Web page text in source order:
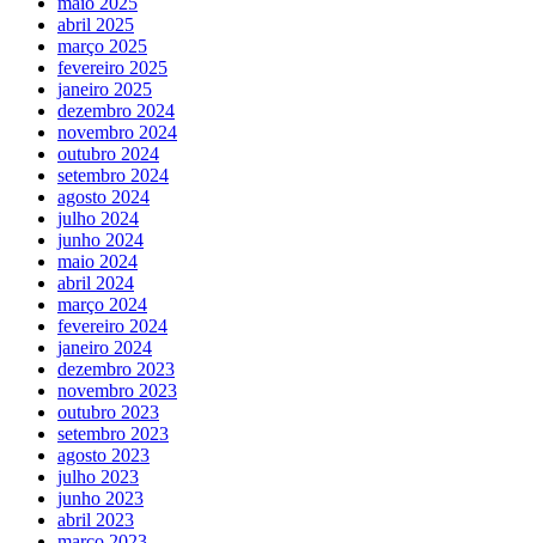
abril 2025
março 2025
fevereiro 2025
janeiro 2025
dezembro 2024
novembro 2024
outubro 2024
setembro 2024
agosto 2024
julho 2024
junho 2024
maio 2024
abril 2024
março 2024
fevereiro 2024
janeiro 2024
dezembro 2023
novembro 2023
outubro 2023
setembro 2023
agosto 2023
julho 2023
junho 2023
abril 2023